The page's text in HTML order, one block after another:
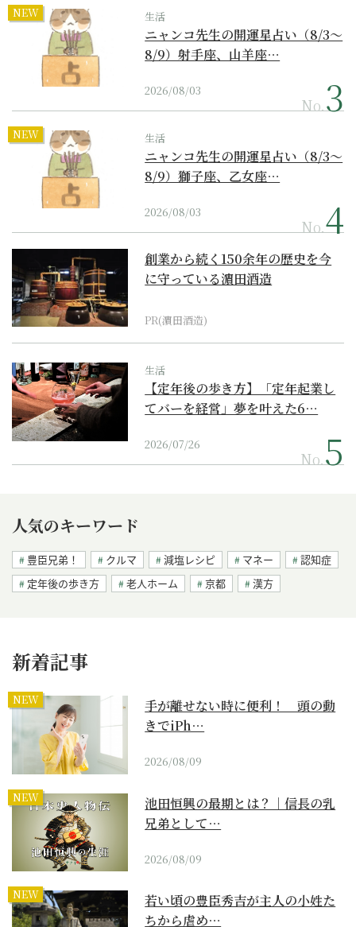
NEW 生活
ニャンコ先生の開運星占い（8/3～
8/9）射手座、山羊座…
2026/08/03
No.
NEW 生活
ニャンコ先生の開運星占い（8/3～
8/9）獅子座、乙女座…
2026/08/03
No.
創業から続く150余年の歴史を今
に守っている濵田酒造
PR(濵田酒造)
生活
【定年後の歩き方】「定年起業し
てバーを経営」夢を叶えた6…
2026/07/26
No.
人気のキーワード
豊臣兄弟！ クルマ 減塩レシピ マネー
認知症
定年後の歩き方
老人ホーム 京都 漢方
新着記事
NEW
手が離せない時に便利！ 頭の動
きでiPh…
2026/08/09
NEW
池田恒興の最期とは？｜信長の乳
兄弟として…
2026/08/09
NEW
若い頃の豊臣秀吉が主人の小姓た
ちから虐め…